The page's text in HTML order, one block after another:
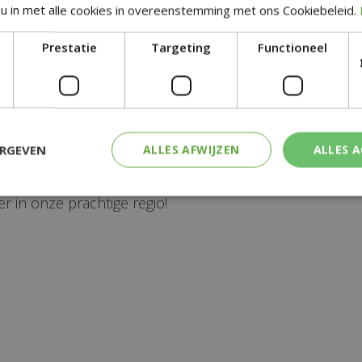
nabij
te geven over barbecueën
in de nabije
wilt over lokale smaken en recepten, of gewoon
moeite waard!
smaken en tradities van de omgeving van
in onze prachtige regio!
in met alle cookies in overeenstemming met ons Cookiebeleid.
Prestatie Targeting Functioneel
ALLES
ALLES AFWIJZEN